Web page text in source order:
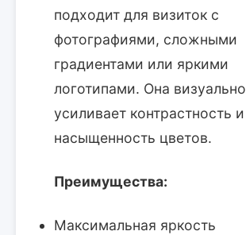
подходит для визиток с
фотографиями, сложными
градиентами или яркими
логотипами. Она визуально
усиливает контрастность и
насыщенность цветов.
Преимущества:
Максимальная яркость